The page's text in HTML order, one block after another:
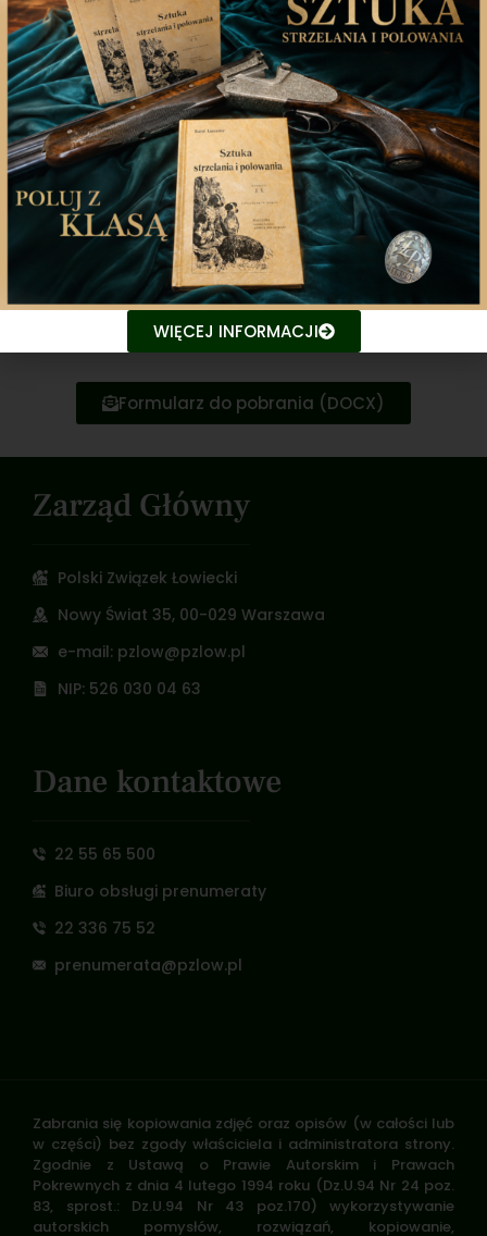
Formularz umożliwia szczegółowe opisanie
zdarzenia, wskazanie podjętych działań oraz
załączenie materiałów dowodowych (zdjęć,
linków, zrzutów ekranu). Zgłoszenia przyjmowane
są w celu szybkiej analizy sytuacji i koordynacji
dalszych kroków na poziomie właściwych
jednostek organizacyjnych.
Wypełniony formularz wraz z załącznikami
prosimy przesyłać na adres:
rzecznikprasowy@pzlow.pl
Formularz do pobrania (DOCX)
Zarząd Główny
Polski Związek Łowiecki
Nowy Świat 35, 00-029 Warszawa
e-mail: pzlow@pzlow.pl
NIP: 526 030 04 63
Dane kontaktowe
22 55 65 500
Biuro obsługi prenumeraty
22 336 75 52
prenumerata@pzlow.pl
Zabrania się kopiowania zdjęć oraz opisów (w całości lub
w części) bez zgody właściciela i administratora strony.
Zgodnie z Ustawą o Prawie Autorskim i Prawach
Pokrewnych z dnia 4 lutego 1994 roku (Dz.U.94 Nr 24 poz.
83, sprost.: Dz.U.94 Nr 43 poz.170) wykorzystywanie
autorskich pomysłów, rozwiązań, kopiowanie,
WIĘCEJ INFORMACJI